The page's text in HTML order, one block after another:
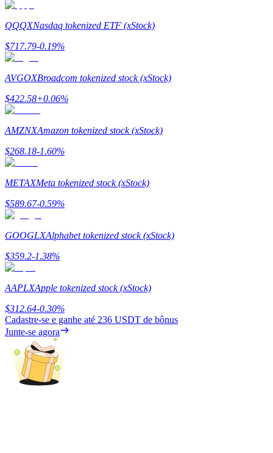
Estacamento
Altos retornos e acesso instantâneo
Launchpool
Staking flexível para ganhar tokens populares.
Bloqueios de BTR
QQQXNasdaq tokenized ETF (xStock)
$717.79-0.19%
AVGOXBroadcom tokenized stock (xStock)
$422.58+0.06%
AMZNXAmazon tokenized stock (xStock)
$268.18-1.60%
METAXMeta tokenized stock (xStock)
$589.67-0.59%
GOOGLXAlphabet tokenized stock (xStock)
$359.2-1.38%
AAPLXApple tokenized stock (xStock)
$312.64-0.30%
Cadastre-se e ganhe até 236 USDT de bônus
Junte-se agora